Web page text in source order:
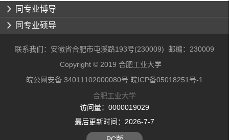
同专业博导
同专业硕导
联系我们：安徽省合肥市屯溪路193号(230009) 邮编：230009
Copyright © 2019 合肥工业大学
皖公网安备 34011102000080号 皖ICP备05018251号-1
合肥工业大学
访问量： 0000019029
最后更新时间： 2026-7-7